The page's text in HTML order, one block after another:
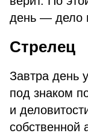
день — дело
Стрелец
Завтра день
под знаком
и
собственной